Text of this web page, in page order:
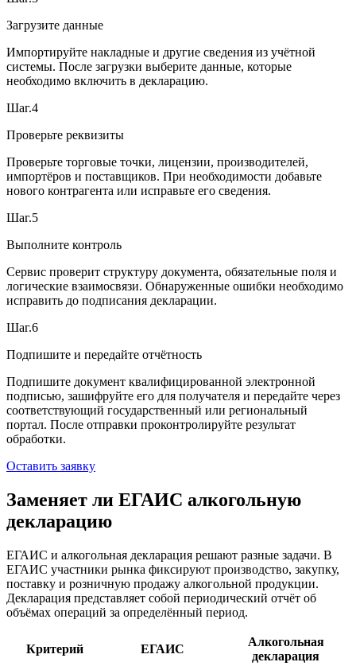
Загрузите данные
Импортируйте накладные и другие сведения из учётной
системы. После загрузки выберите данные, которые
необходимо включить в декларацию.
Шаг.4
Проверьте реквизиты
Проверьте торговые точки, лицензии, производителей,
импортёров и поставщиков. При необходимости добавьте
нового контрагента или исправьте его сведения.
Шаг.5
Выполните контроль
Сервис проверит структуру документа, обязательные поля и
логические взаимосвязи. Обнаруженные ошибки необходимо
исправить до подписания декларации.
Шаг.6
Подпишите и передайте отчётность
Подпишите документ квалифицированной электронной
подписью, зашифруйте его для получателя и передайте через
соответствующий государственный или региональный
портал. После отправки проконтролируйте результат
обработки.
Оставить заявку
Заменяет ли ЕГАИС алкогольную
декларацию
ЕГАИС и алкогольная декларация решают разные задачи. В
ЕГАИС участники рынка фиксируют производство, закупку,
поставку и розничную продажу алкогольной продукции.
Декларация представляет собой периодический отчёт об
объёмах операций за определённый период.
Критерий ЕГАИС
Алкогольная
декларация